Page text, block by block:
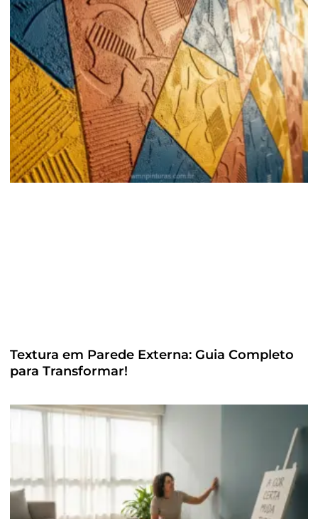
Textura em Parede Externa: Guia Completo
para Transformar!